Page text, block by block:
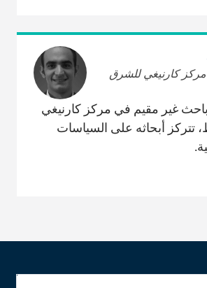
كارنيغي للشرق
غير مقيم في مركز كارنيغي
تتركز أبحاثه على السياسات